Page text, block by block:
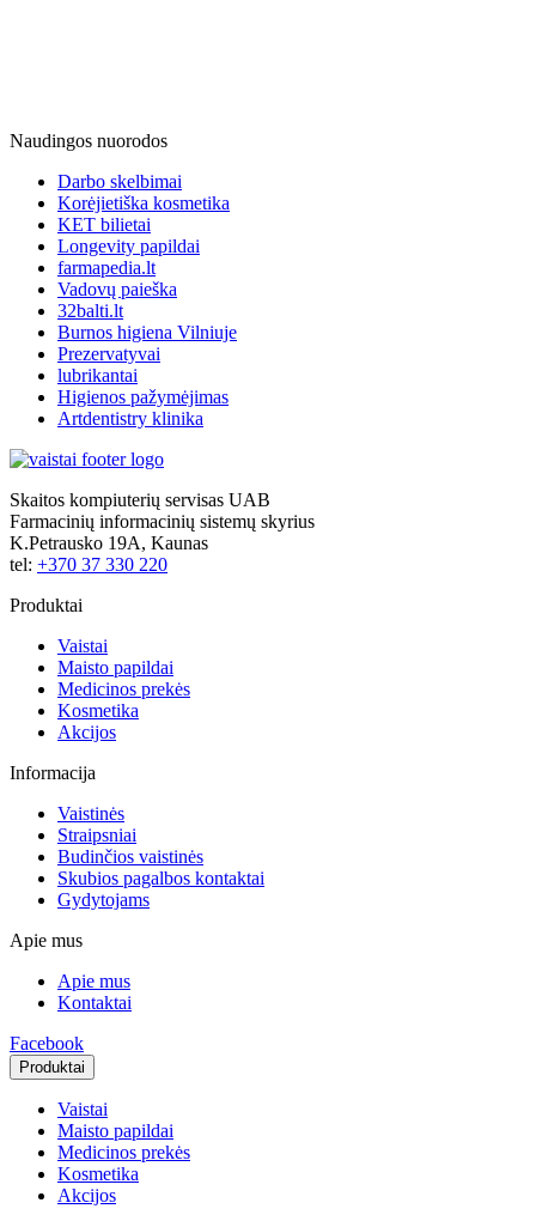
Naudingos nuorodos
Darbo skelbimai
Korėjietiška kosmetika
KET bilietai
Longevity papildai
farmapedia.lt
Vadovų paieška
32balti.lt
Burnos higiena Vilniuje
Prezervatyvai
lubrikantai
Higienos pažymėjimas
Artdentistry klinika
Skaitos kompiuterių servisas UAB
Farmacinių informacinių sistemų skyrius
K.Petrausko 19A, Kaunas
tel: +370 37 330 220
Produktai
Vaistai
Maisto papildai
Medicinos prekės
Kosmetika
Akcijos
Informacija
Vaistinės
Straipsniai
Budinčios vaistinės
Skubios pagalbos kontaktai
Gydytojams
Apie mus
Apie mus
Kontaktai
Facebook
Produktai
Vaistai
Maisto papildai
Medicinos prekės
Kosmetika
Akcijos